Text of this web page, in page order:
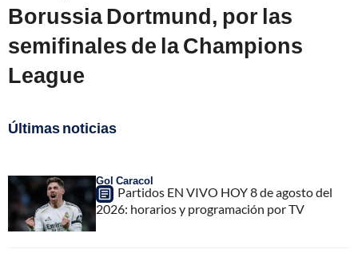
Borussia Dortmund, por las
semifinales de la Champions
League
Últimas noticias
Gol Caracol
Partidos EN VIVO HOY 8 de agosto del
2026: horarios y programación por TV